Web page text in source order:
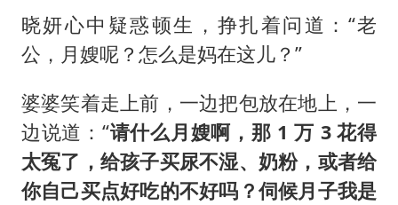
晓妍心中疑惑顿生，挣扎着问道：“老
公，月嫂呢？怎么是妈在这儿？”
婆婆笑着走上前，一边把包放在地上，一
边说道：“请什么月嫂啊，那 1 万 3 花得
太冤了，给孩子买尿不湿、奶粉，或者给
你自己买点好吃的不好吗？伺候月子我是